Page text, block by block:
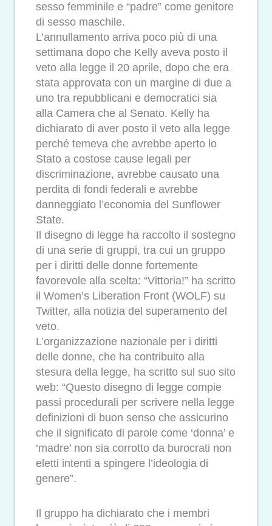
sesso femminile e “padre” come genitore
di sesso maschile.
L’annullamento arriva poco più di una
settimana dopo che Kelly aveva posto il
veto alla legge il 20 aprile, dopo che era
stata approvata con un margine di due a
uno tra repubblicani e democratici sia
alla Camera che al Senato. Kelly ha
dichiarato di aver posto il veto alla legge
perché temeva che avrebbe aperto lo
Stato a costose cause legali per
discriminazione, avrebbe causato una
perdita di fondi federali e avrebbe
danneggiato l’economia del Sunflower
State.
Il disegno di legge ha raccolto il sostegno
di una serie di gruppi, tra cui un gruppo
per i diritti delle donne fortemente
favorevole alla scelta: “Vittoria!” ha scritto
il Women’s Liberation Front (WOLF) su
Twitter, alla notizia del superamento del
veto.
L’organizzazione nazionale per i diritti
delle donne, che ha contribuito alla
stesura della legge, ha scritto sul suo sito
web: “Questo disegno di legge compie
passi procedurali per scrivere nella legge
definizioni di buon senso che assicurino
che il significato di parole come ‘donna’ e
‘madre’ non sia corrotto da burocrati non
eletti intenti a spingere l’ideologia di
genere”.
Il gruppo ha dichiarato che i membri